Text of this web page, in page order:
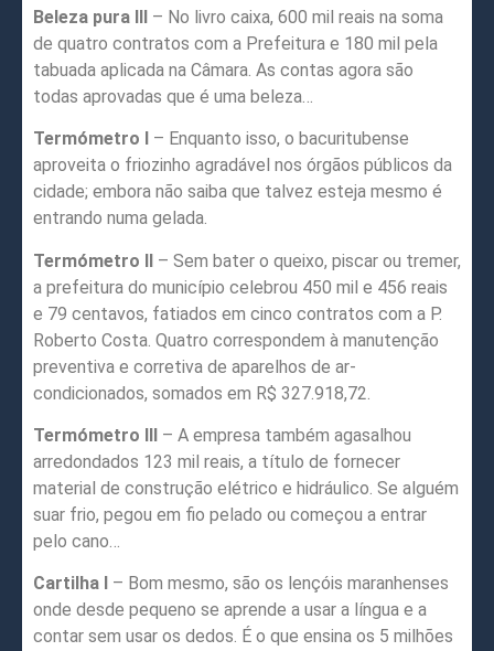
Beleza pura III – No livro caixa, 600 mil reais na soma
de quatro contratos com a Prefeitura e 180 mil pela
tabuada aplicada na Câmara. As contas agora são
todas aprovadas que é uma beleza…
Termómetro I – Enquanto isso, o bacuritubense
aproveita o friozinho agradável nos órgãos públicos da
cidade; embora não saiba que talvez esteja mesmo é
entrando numa gelada.
Termómetro II – Sem bater o queixo, piscar ou tremer,
a prefeitura do município celebrou 450 mil e 456 reais
e 79 centavos, fatiados em cinco contratos com a P.
Roberto Costa. Quatro correspondem à manutenção
preventiva e corretiva de aparelhos de ar-
condicionados, somados em R$ 327.918,72.
Termómetro III – A empresa também agasalhou
arredondados 123 mil reais, a título de fornecer
material de construção elétrico e hidráulico. Se alguém
suar frio, pegou em fio pelado ou começou a entrar
pelo cano…
Cartilha I
– Bom mesmo, são os lençóis maranhenses
onde desde pequeno se aprende a usar a língua e a
contar sem usar os dedos. É o que ensina os 5 milhões